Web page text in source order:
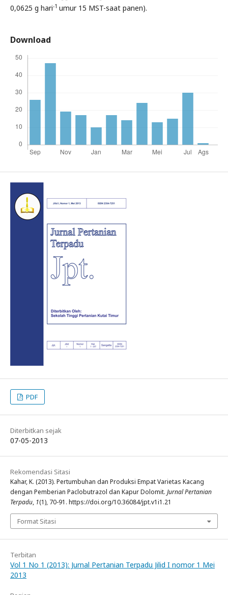
0,0625 g hari-1 umur 15 MST-saat panen).
Download
PDF
Diterbitkan sejak
07-05-2013
Rekomendasi Sitasi
Kahar, K. (2013). Pertumbuhan dan Produksi Empat Varietas Kacang
dengan Pemberian Paclobutrazol dan Kapur Dolomit. Jurnal Pertanian
Terpadu, 1(1), 70-91. https://doi.org/10.36084/jpt.v1i1.21
Format Sitasi
Terbitan
Vol 1 No 1 (2013): Jurnal Pertanian Terpadu Jilid I nomor 1 Mei
2013